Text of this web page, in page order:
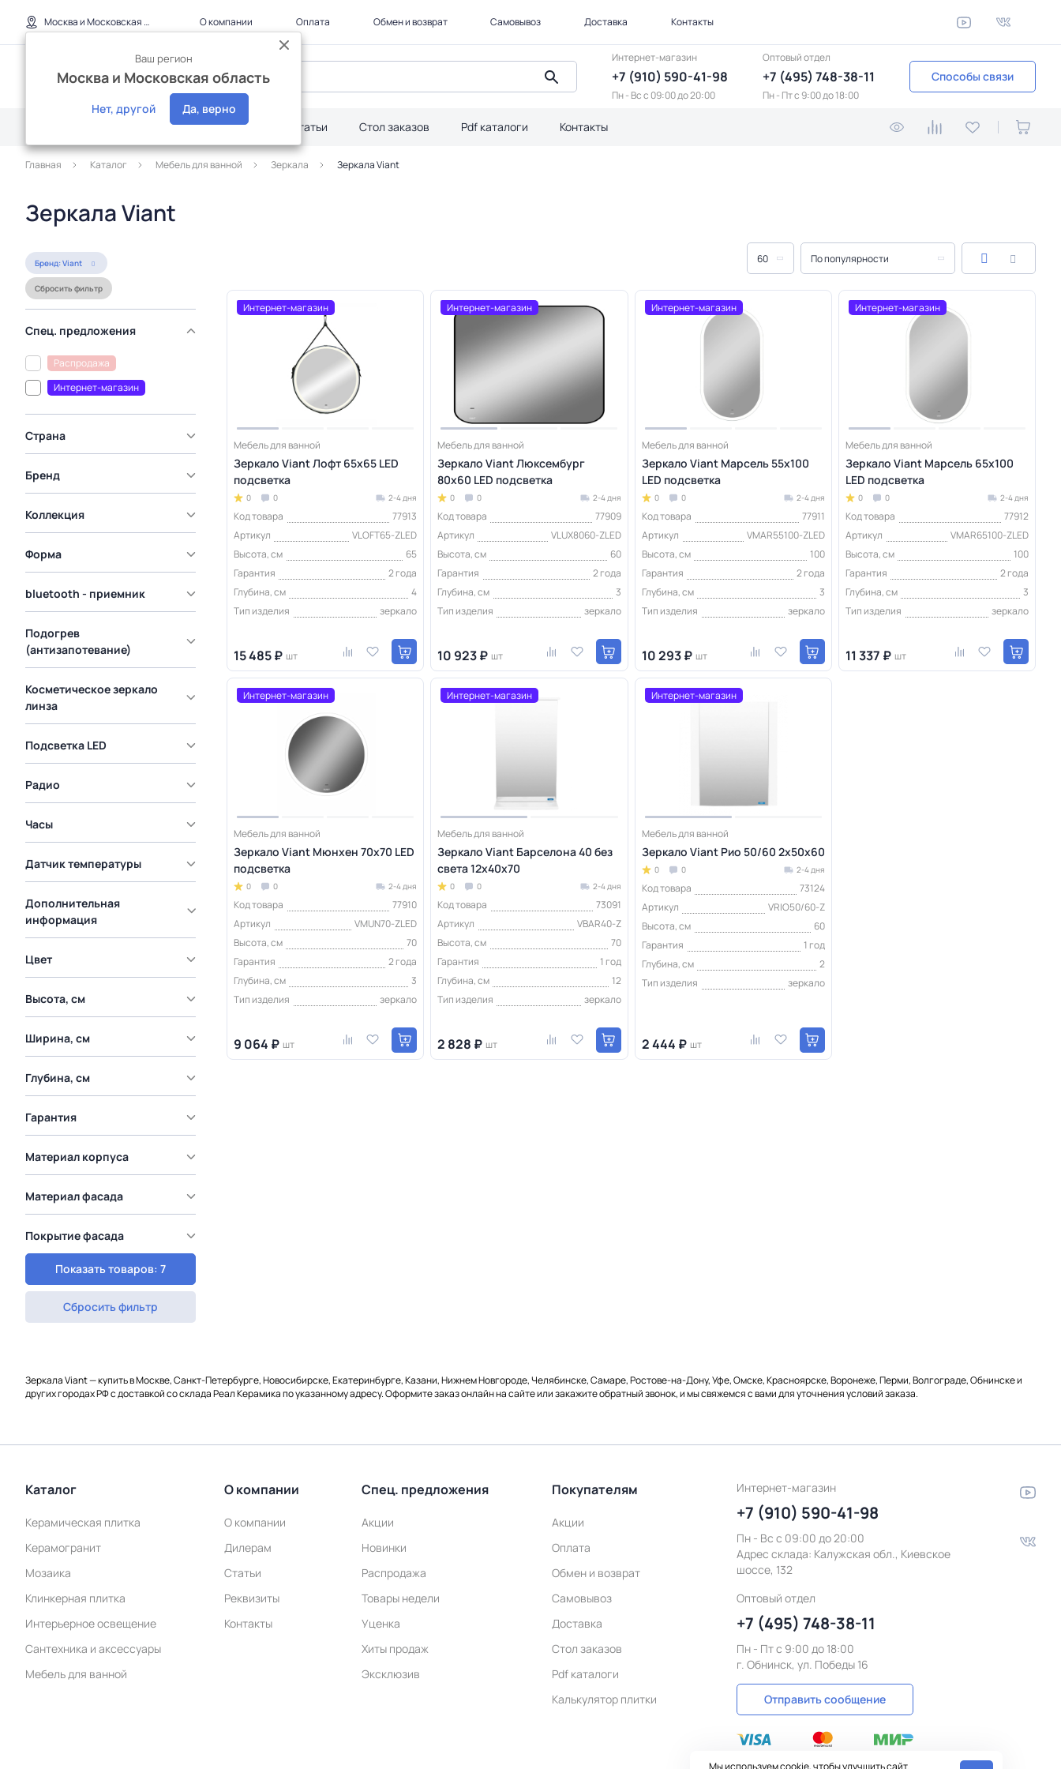
Москва и Московская область
Ваш регион
Москва и Московская область
Нет, другой Да, верно
О компании Оплата Обмен и возврат Самовывоз Доставка Контакты
Интернет-магазин
+7 (910) 590-41-98
Пн - Вс с 09:00 до 20:00
Оптовый отдел
+7 (495) 748-38-11
Пн - Пт c 9:00 до 18:00
Способы связи
Дилерам Акции Статьи Стол заказов Pdf каталоги Контакты
Главная Каталог Мебель для ванной Зеркала Зеркала Viant
Зеркала Viant
Бренд: Viant
Сбросить фильтр
Спец. предложения
Распродажа
Интернет-магазин
Страна
Бренд
Коллекция
Форма
bluetooth - приемник
Подогрев
(антизапотевание)
Косметическое зеркало
линза
Подсветка LED
Радио
Часы
Датчик температуры
Дополнительная
информация
Цвет
Высота, см
Ширина, см
Глубина, см
Гарантия
Материал корпуса
Материал фасада
Покрытие фасада
Показать товаров: 7
Сбросить фильтр
60 По популярности
Интернет-магазин
Мебель для ванной
Зеркало Viant Лофт 65х65 LED
подсветка
0 0 2-4 дня
Код товара
77913
Артикул
VLOFT65-ZLED
Высота, см
65
Гарантия
2 года
Глубина, см
4
Тип изделия
зеркало
15 485 ₽ шт
Интернет-магазин
Мебель для ванной
Зеркало Viant Люксембург
80х60 LED подсветка
0 0 2-4 дня
Код товара
77909
Артикул
VLUX8060-ZLED
Высота, см
60
Гарантия
2 года
Глубина, см
3
Тип изделия
зеркало
10 923 ₽ шт
Интернет-магазин
Мебель для ванной
Зеркало Viant Марсель 55х100
LED подсветка
0 0 2-4 дня
Код товара
77911
Артикул
VMAR55100-ZLED
Высота, см
100
Гарантия
2 года
Глубина, см
3
Тип изделия
зеркало
10 293 ₽ шт
Интернет-магазин
Мебель для ванной
Зеркало Viant Марсель 65х100
LED подсветка
0 0 2-4 дня
Код товара
77912
Артикул
VMAR65100-ZLED
Высота, см
100
Гарантия
2 года
Глубина, см
3
Тип изделия
зеркало
11 337 ₽ шт
Интернет-магазин
Мебель для ванной
Зеркало Viant Мюнхен 70х70 LED
подсветка
0 0 2-4 дня
Код товара
77910
Артикул
VMUN70-ZLED
Высота, см
70
Гарантия
2 года
Глубина, см
3
Тип изделия
зеркало
9 064 ₽ шт
Интернет-магазин
Мебель для ванной
Зеркало Viant Барселона 40 без
света 12х40х70
0 0 2-4 дня
Код товара
73091
Артикул
VBAR40-Z
Высота, см
70
Гарантия
1 год
Глубина, см
12
Тип изделия
зеркало
2 828 ₽ шт
Интернет-магазин
Мебель для ванной
Зеркало Viant Рио 50/60 2х50х60
0 0 2-4 дня
Код товара
73124
Артикул
VRIO50/60-Z
Высота, см
60
Гарантия
1 год
Глубина, см
2
Тип изделия
зеркало
2 444 ₽ шт
Зеркала Viant — купить в Москве, Санкт-Петербурге, Новосибирске, Екатеринбурге, Казани, Нижнем Новгороде, Челябинске, Самаре, Ростове-на-Дону, Уфе, Омске, Красноярске, Воронеже, Перми, Волгограде, Обнинске и
других городах РФ с доставкой со склада Реал Керамика по указанному адресу. Оформите заказ онлайн на сайте или закажите обратный звонок, и мы свяжемся с вами для уточнения условий заказа.
Каталог
Керамическая плитка
Керамогранит
Мозаика
Клинкерная плитка
Интерьерное освещение
Сантехника и аксессуары
Мебель для ванной
О компании
О компании
Дилерам
Статьи
Реквизиты
Контакты
Спец. предложения
Акции
Новинки
Распродажа
Товары недели
Уценка
Хиты продаж
Эксклюзив
Покупателям
Акции
Оплата
Обмен и возврат
Самовывоз
Доставка
Стол заказов
Pdf каталоги
Калькулятор плитки
Интернет-магазин
+7 (910) 590-41-98
Пн - Вс с 09:00 до 20:00
Адрес склада: Калужская обл., Киевское
шоссе, 132
Оптовый отдел
+7 (495) 748-38-11
Пн - Пт c 9:00 до 18:00
г. Обнинск, ул. Победы 16
Отправить сообщение
Мы используем cookie, чтобы улучшить сайт.